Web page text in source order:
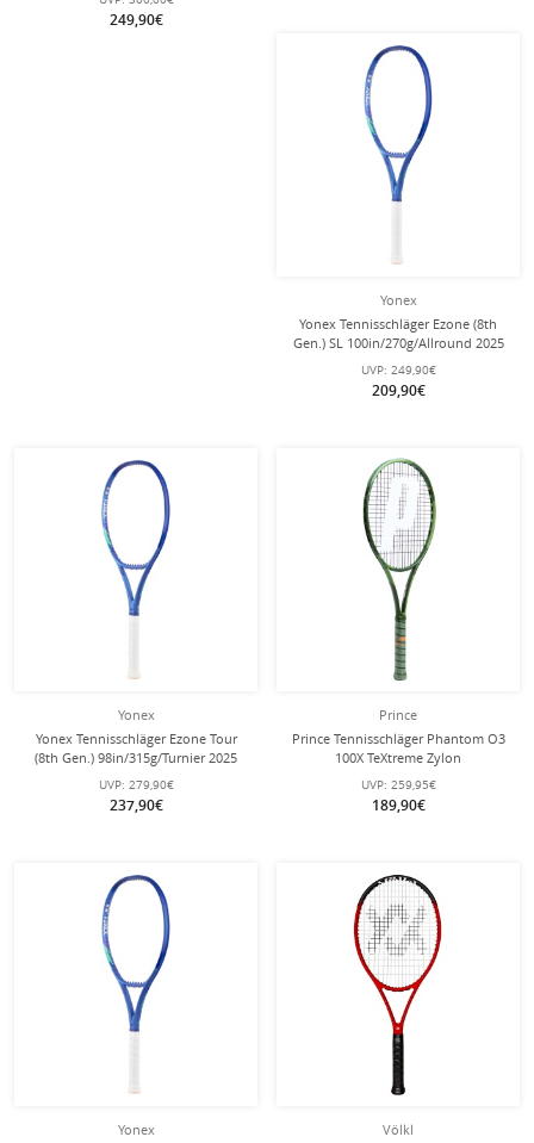
249,90€
Yonex
Yonex Tennisschläger Ezone (8th
Gen.) SL 100in/270g/Allround 2025
blau - unbesaitet -
UVP: 249,90€
209,90€
Yonex
Yonex Tennisschläger Ezone Tour
(8th Gen.) 98in/315g/Turnier 2025
blau - unbesaitet -
UVP: 279,90€
237,90€
Prince
Prince Tennisschläger Phantom O3
100X TeXtreme Zylon
100in/310g/Turnier 2025 grün -
unbesaitet -
UVP: 259,95€
189,90€
Yonex
Völkl